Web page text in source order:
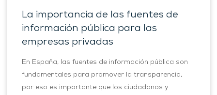
La importancia de las fuentes de
información pública para las
empresas privadas
En España, las fuentes de información pública son
fundamentales para promover la transparencia,
por eso es importante que los ciudadanos y